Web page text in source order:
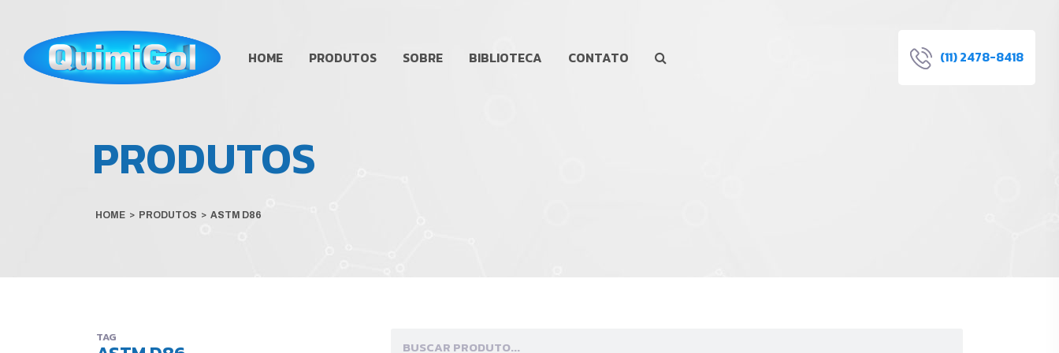
HOME PRODUTOS SOBRE BIBLIOTECA CONTATO (11) 2478-8418
PRODUTOS
HOME > PRODUTOS > ASTM D86
TAG